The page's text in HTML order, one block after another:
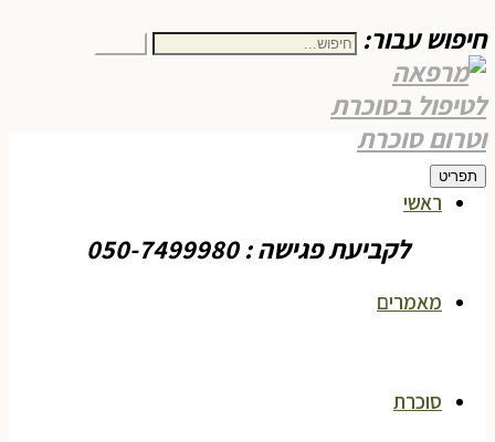
חיפוש עבור:
תפריט
לקביעת פגישה : 050-7499980
ראשי
מאמרים
סוכרת